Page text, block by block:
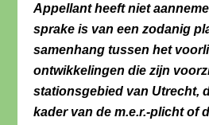
Appellant heeft niet
sprake is van een zodanig
samenhang tussen het
ontwikkelingen die zijn
stationsgebied van Utrecht,
kader van de m.e.r.-plicht of